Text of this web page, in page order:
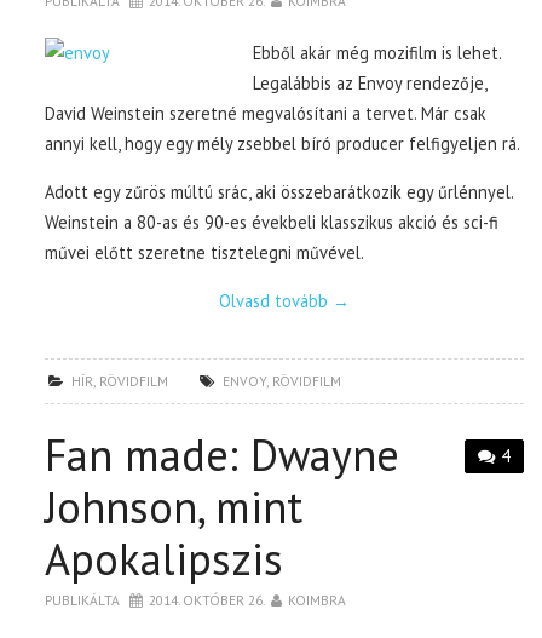
Ebből akár még mozifilm is lehet.
Legalábbis az Envoy rendezője,
David Weinstein szeretné megvalósítani a tervet. Már csak
annyi kell, hogy egy mély zsebbel bíró producer felfigyeljen rá.
Adott egy zűrös múltú srác, aki összebarátkozik egy űrlénnyel.
Weinstein a 80-as és 90-es évekbeli klasszikus akció és sci-fi
művei előtt szeretne tisztelegni művével.
Olvasd tovább →
HÍR RÖVIDFILM ENVOY, RÖVIDFILM
4
Fan made: Dwayne
Johnson, mint
Apokalipszis
PUBLIKÁLTA 2014. OKTÓBER 26. KOIMBRA